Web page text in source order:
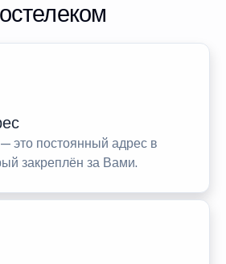
это постоянный адрес в
закреплён за Вами.